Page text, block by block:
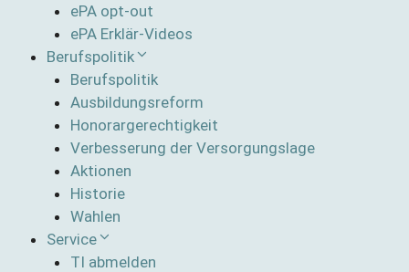
ePA opt-out
ePA Erklär-Videos
Berufspolitik
Berufspolitik
Ausbildungsreform
Honorargerechtigkeit
Verbesserung der Versorgungslage
Aktionen
Historie
Wahlen
Service
TI abmelden